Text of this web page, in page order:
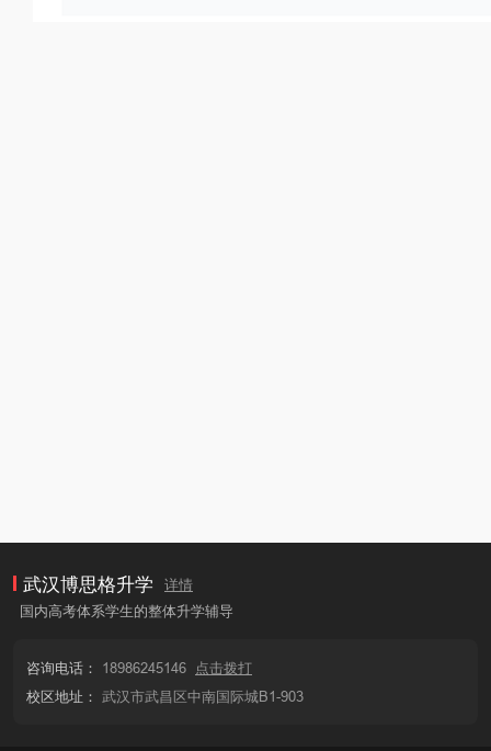
武汉博思格升学
详情
国内高考体系学生的整体升学辅导
咨询电话： 18986245146
点击拨打
校区地址： 武汉市武昌区中南国际城B1-903